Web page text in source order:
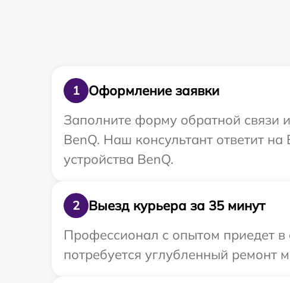
1
Оформление заявки
Заполните форму обратной связи
BenQ. Наш консультант ответит
устройства BenQ.
2
Выезд курьера за 35 минут
Профессионал с опытом приедет
потребуется углубленный ремонт